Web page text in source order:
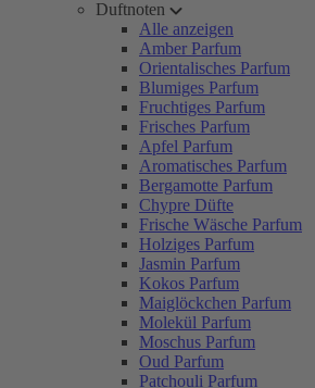
Duftnoten
Alle anzeigen
Amber Parfum
Orientalisches Parfum
Blumiges Parfum
Fruchtiges Parfum
Frisches Parfum
Apfel Parfum
Aromatisches Parfum
Bergamotte Parfum
Chypre Düfte
Frische Wäsche Parfum
Holziges Parfum
Jasmin Parfum
Kokos Parfum
Maiglöckchen Parfum
Molekül Parfum
Moschus Parfum
Oud Parfum
Patchouli Parfum